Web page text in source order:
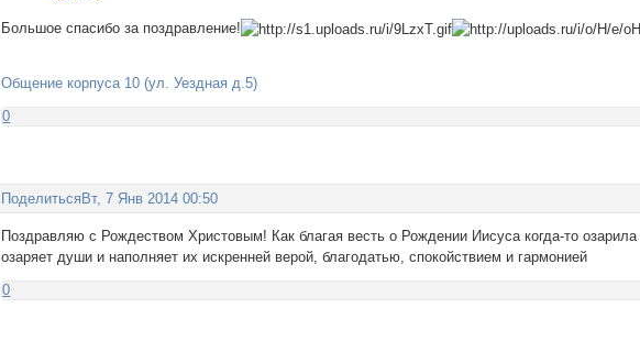
Большое спасибо за поздравление!
Общение корпуса 10 (ул. Уездная д.5)
0
Поделиться Вт, 7 Янв 2014 00:50
Поздравляю с Рождеством Христовым! Как благая весть о Рождении Иисуса когда-то озарила
озаряет души и наполняет их искренней верой, благодатью, спокойствием и гармонией
0